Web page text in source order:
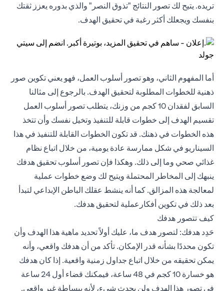
تريده. يتيح لك تصور النتائج "تذوق النصر" والذي بدوره يعزز ثقتك
بنفسك ويجعلك أكثر رغبة في تحقيق الهدف.
أما المفهوم الثاني، وهو تصور أسلوب العمل، فهو يعني تكوين صور
ذهنية للخطوات المطلوبة لتحقيق الهدف. بالرجوع إلى مثالنا
السابق لفقدان 10 كجم من وزنك، يتطلب تصور أسلوب العمل
تقسيم الهدف إلى خطوات قابلة للتنفيذ وتخيل نفسك وأن تتخذ
هذه الخطوات في ذهنك. قد تكون الخطوات القابلة للتنفيذ في هذا
السيناريو في شكل ممارسة عادة يومية، من خلال اتباع نظام
غذائي صحي وما إلى ذلك. وهكذا فإن تصور أسلوب تحقيق هدفك
ينبهك إلى المخاطر المحتملة ويتيح لك وضع خطوات عملية
لمعالجة هذه المزالق. كما أنه ينشط عقلك الباطن الإبداعي لتبدأ
بعد ذلك في تكوين أفكارعملية لتحقيق هدفك.
كيف تتصور هدفك
حَدِد هدفك: لتصور هدف ما، عليك أولاً تحديد ماهية هذا الهدف وأن
تكون محددًا بشأنه قدر الإمكان. تأكد من أن هدفك واقعي، وأنه
يمكن تحقيقه من خلال اتباع جداول زمنية واقعية. إذا كان هدفك
هو خسارة 10 كجم في 48 ساعة، فيمكنك قضاء أول 24 ساعة
في تصور هذا الهدف ولن يحدث شيء، لأنه ببساطة غير واقعي.